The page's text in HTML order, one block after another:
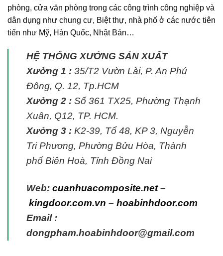
phòng, cửa văn phòng trong các công trình công nghiệp và
dân dụng như chung cư, Biệt thự, nhà phố ở các nước tiên
tiến như Mỹ, Hàn Quốc, Nhật Bản…
HỆ THỐNG XƯỞNG SẢN XUẤT
Xưởng 1 : 35/T2 Vườn Lài, P. An Phú
Đông, Q. 12, Tp.HCM
Xưởng 2 : Số 361 TX25, Phường Thạnh
Xuân, Q12, TP. HCM.
Xưởng 3 : K2-39, Tổ 48, KP 3, Nguyễn
Tri Phương, Phường Bửu Hòa, Thành
phố Biên Hoà, Tỉnh Đồng Nai
Web: cuanhuacomposite.net–
kingdoor.com.vn – hoabinhdoor.com
Email :
dongpham.hoabinhdoor@gmail.com